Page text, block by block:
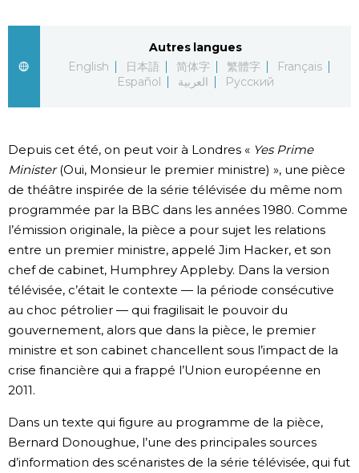
Tokyo
Autres langues
English
日本語 简体字 繁體字
Français
Español
العربية Русский
Depuis cet été, on peut voir à Londres « Yes Prime
Minister(Oui, Monsieur le premier ministre) », une pièce
de théâtre inspirée de la série télévisée du même nom
programmée par la BBC dans les années 1980. Comme
l’émission originale, la pièce a pour sujet les relations
entre un premier ministre, appelé Jim Hacker, et son
chef de cabinet, Humphrey Appleby. Dans la version
télévisée, c’était le contexte — la période consécutive
au choc pétrolier — qui fragilisait le pouvoir du
gouvernement, alors que dans la pièce, le premier
ministre et son cabinet chancellent sous l’impact de la
crise financière qui a frappé l’Union européenne en
2011.
Dans un texte qui figure au programme de la pièce,
Bernard Donoughue, l’une des principales sources
d’information des scénaristes de la série télévisée, qui fut